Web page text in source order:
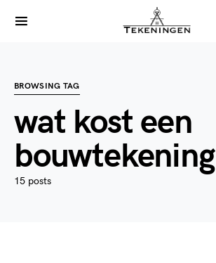
BROWSING TAG
wat kost een
bouwtekening
15 posts